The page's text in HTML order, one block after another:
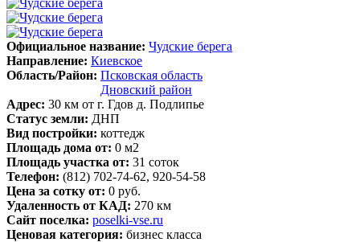
Официальное название: Чудские берега
Направление: Киевское
Область/Район: Псковская область
Дновский район
Адрес: 30 км от г. Гдов д. Подлипье
Статус земли: ДНП
Вид постройки: коттедж
Площадь дома от: 0 м2
Площадь участка от: 31 соток
Телефон: (812) 702-74-62, 920-54-58
Цена за сотку от: 0 руб.
Удаленность от КАД: 270 км
Сайт поселка: poselki-vse.ru
Ценовая категория: бизнес класса